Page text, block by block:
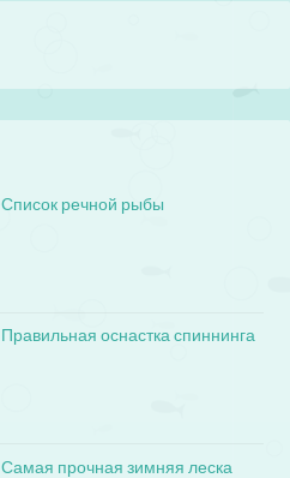
Список речной рыбы
Правильная оснастка спиннинга
Самая прочная зимняя леска